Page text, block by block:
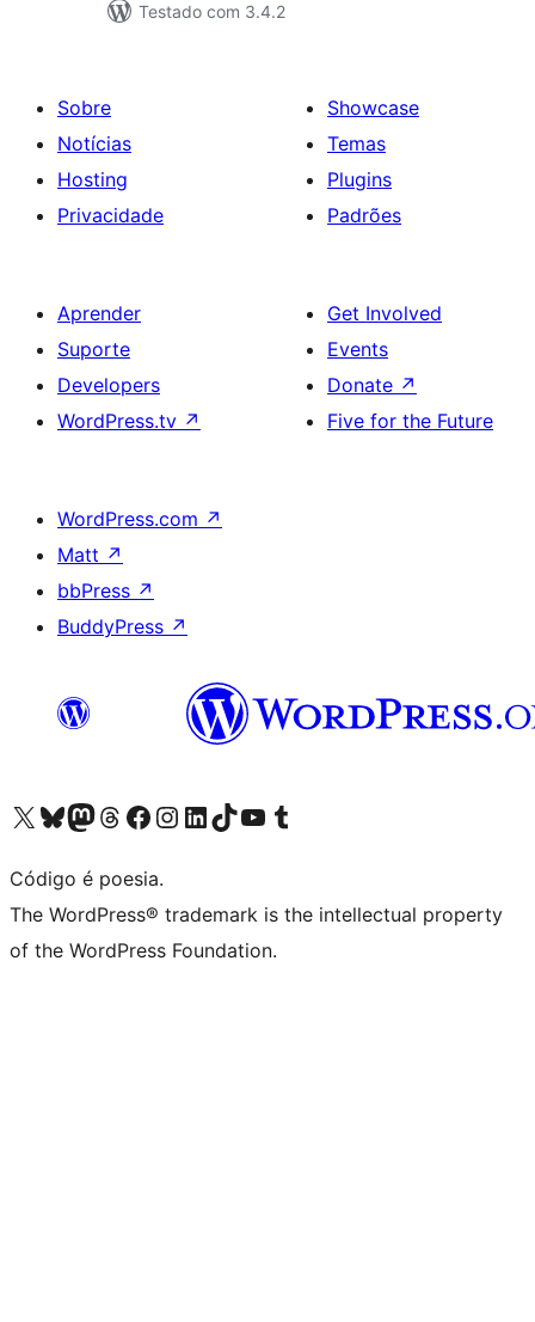
Testado com 3.4.2
Sobre
Notícias
Hosting
Privacidade
Showcase
Temas
Plugins
Padrões
Aprender
Suporte
Developers
WordPress.tv ↗
Get Involved
Events
Donate ↗
Five for the Future
WordPress.com ↗
Matt ↗
bbPress ↗
BuddyPress ↗
Visite a nossa conta X (antigo Twitter)
Visit our Bluesky account
Visit our Mastodon account
Visit our Threads account
Visite a nossa página do Facebook
Visite a nossa conta no Instagram
Visite a nossa conta no LinkedIn
Visit our TikTok account
Visit our YouTube channel
Visit our Tumblr account
Código é poesia.
The WordPress® trademark is the intellectual property
of the WordPress Foundation.